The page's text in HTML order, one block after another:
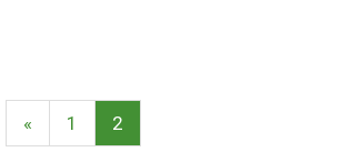
« 1 2